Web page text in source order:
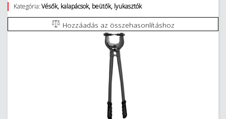
Kategória:Vésők, kalapácsok, beütők, lyukasztók
Hozzáadás az összehasonlításhoz